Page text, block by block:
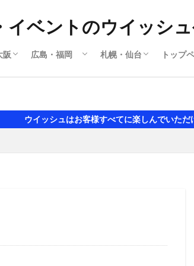
イベントのウイッシ
阪
大阪ライブ
大阪撮影会
広島・福岡
岡山
広島ライブ
広島撮影会
福岡ライブ
福岡撮影会
札幌・仙台
札幌ライブ
札幌撮影会
トップ
はお客様すべてに楽しんでいただけるように日々